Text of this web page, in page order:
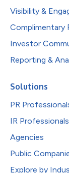
Visibility &
Complimentary
Investor
Reporting &
Solutions
PR
IR Professionals
Agencies
Public
Explore by